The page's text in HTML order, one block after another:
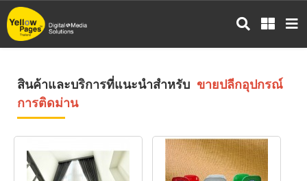
ข้าม
ไป
สินค้าและบริการที่แนะนำสำหรับ ขายปลีกอุปกรณ์
การติดม่าน